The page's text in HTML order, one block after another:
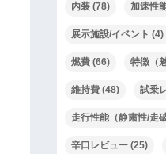
内装 (78) 加速性
展示施設/イベント (4)
燃費 (66) 特徴（
維持費 (48) 試乗
走行性能（静粛性/走
辛口レビュー (25)